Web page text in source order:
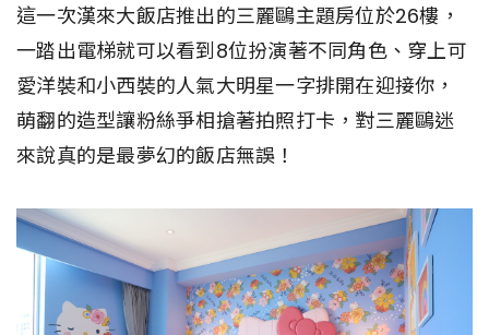
這一次漢來大飯店推出的三麗鷗主題房位於26樓，
一踏出電梯就可以看到8位扮演著不同角色、穿上可
愛洋裝和小西裝的人氣大明星一字排開在迎接你，
萌翻的造型讓粉絲爭相搶著拍照打卡，對三麗鷗迷
來說真的是最夢幻的飯店無誤！